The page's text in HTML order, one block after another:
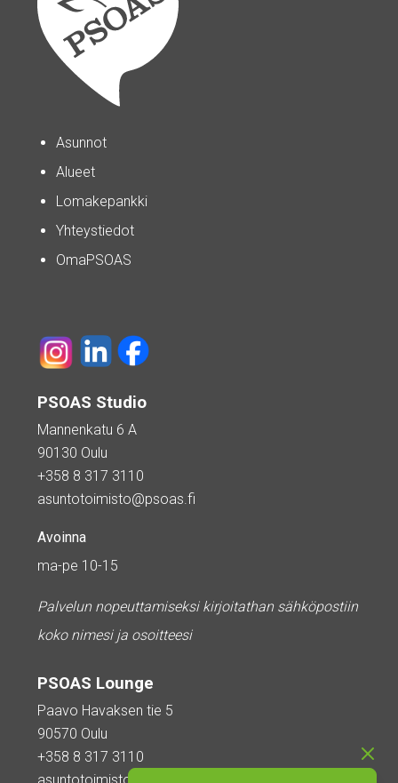
Asunnot
Alueet
Lomakepankki
Yhteystiedot
OmaPSOAS
PSOAS Studio
Mannenkatu 6 A
90130 Oulu
+358 8 317 3110
asuntotoimisto@psoas.fi
Avoinna
ma-pe 10-15
Palvelun nopeuttamiseksi kirjoitathan sähköpostiin
koko nimesi ja osoitteesi
PSOAS Lounge
Paavo Havaksen tie 5
90570 Oulu
+358 8 317 3110